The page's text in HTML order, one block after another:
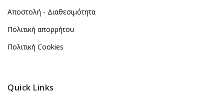
Αποστολή - Διαθεσιμότητα
Πολιτική απορρήτου
Πολιτική Cookies
Quick Links